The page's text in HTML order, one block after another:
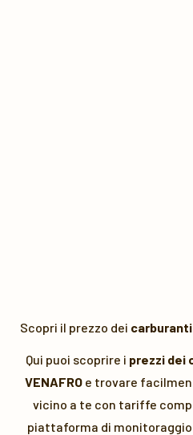
Scopri il prezzo dei carburanti
Qui puoi scoprire i prezzi dei
VENAFRO e trovare
vicino a te con tariffe
piattaforma di